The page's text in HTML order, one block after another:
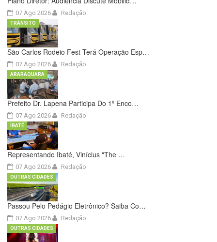
07 Ago 2026 Redação
São Carlos Rodeio Fest Terá Operação Esp…
07 Ago 2026
TRÂNSITO
Redação
Prefeito Dr. Lapena Participa Do 1º Enco…
07 Ago 2026
ARARAQUARA
Redação
Representando Ibaté, Vinícius "The …
07 Ago 2026
IBATÉ
Redação
Passou Pelo Pedágio Eletrônico? Saiba Co…
07 Ago 2026
OUTRAS CIDADES
Redação
OUTRAS CIDADES